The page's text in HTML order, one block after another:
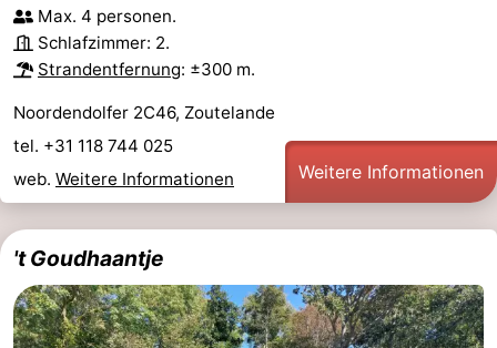
Max. 4 personen.
Schlafzimmer: 2.
Strandentfernung: ±300 m.
Noordendolfer 2C46, Zoutelande
tel. +31 118 744 025
web. Weitere Informationen Weitere Informationen
't Goudhaantje